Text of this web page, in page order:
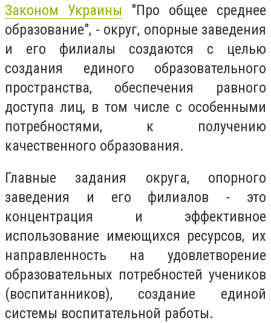
Законом Украины "Про общее среднее
образование", - округ, опорные заведения
и его филиалы создаются с целью
создания единого образовательного
пространства, обеспечения равного
доступа лиц, в том числе с особенными
потребностями, к получению
качественного образования.
Главные задания округа, опорного
заведения и его филиалов - это
концентрация и эффективное
использование имеющихся ресурсов, их
направленность на удовлетворение
образовательных потребностей учеников
(воспитанников), создание единой
системы воспитательной работы.